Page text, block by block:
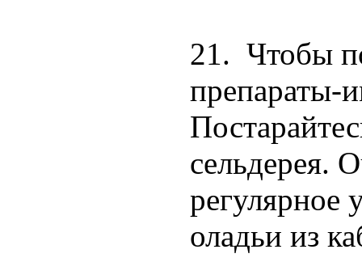
21. Чтобы
препараты-
сельдерея.
регулярное
оладьи из